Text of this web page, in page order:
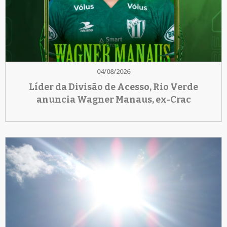
04/08/2026
Líder da Divisão de Acesso, Rio Verde
anuncia Wagner Manaus, ex-Crac